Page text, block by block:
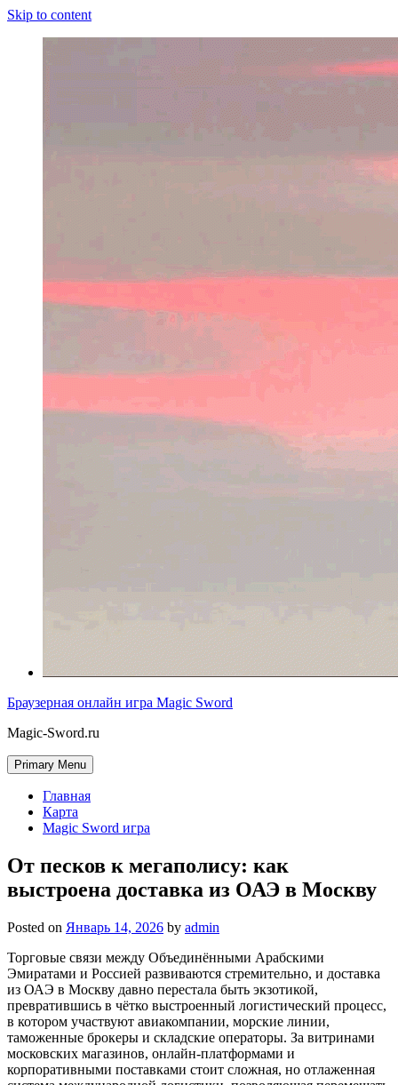
Skip to content
Браузерная онлайн игра Magic Sword
Magic-Sword.ru
Primary Menu
Главная
Карта
Magic Sword игра
От песков к мегаполису: как
выстроена доставка из ОАЭ в Москву
Posted on Январь 14, 2026 by admin
Торговые связи между Объединёнными Арабскими
Эмиратами и Россией развиваются стремительно, и доставка
из ОАЭ в Москву давно перестала быть экзотикой,
превратившись в чётко выстроенный логистический процесс,
в котором участвуют авиакомпании, морские линии,
таможенные брокеры и складские операторы. За витринами
московских магазинов, онлайн-платформами и
корпоративными поставками стоит сложная, но отлаженная